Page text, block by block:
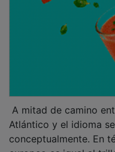
Atlántico y el idioma
conceptualmente. En
europeo es igual al